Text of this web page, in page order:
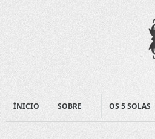
ÍNICIO SOBRE OS 5 SOLAS